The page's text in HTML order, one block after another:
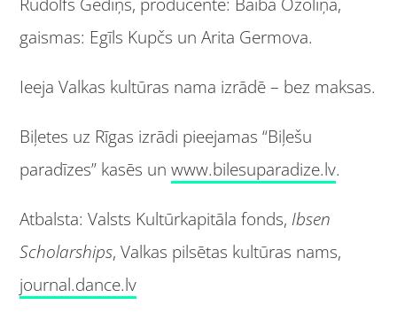
gaismas: Egīls Kupčs un Arita Germova.
Ieeja Valkas kultūras nama izrādē – bez maksas.
Biļetes uz Rīgas izrādi pieejamas “Biļešu
paradīzes” kasēs unwww.bilesuparadize.lv.
Atbalsta: Valsts Kultūrkapitāla fonds, Ibsen
Scholarships, Valkas pilsētas kultūras nams,
journal.dance.lv